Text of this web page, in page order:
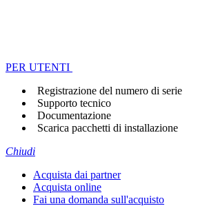
PER UTENTI
Registrazione del numero di serie
Supporto tecnico
Documentazione
Scarica pacchetti di installazione
Chiudi
Acquista dai partner
Acquista online
Fai una domanda sull'acquisto